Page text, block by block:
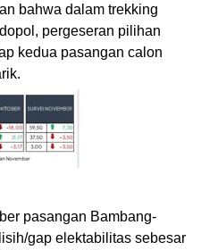
bahwa dalam trekking
pergeseran pilihan
kedua pasangan calon
pasangan Bambang-
gap elektabilitas sebesar